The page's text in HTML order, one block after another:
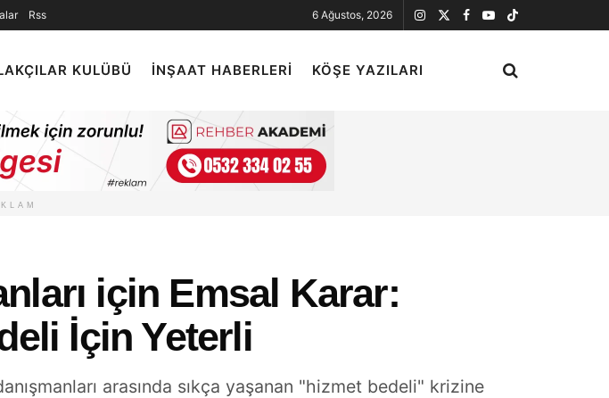
Rss 6 Ağustos, 2026
KULÜBÜ İNŞAAT HABERLERI KÖŞE YAZILARI
için Emsal Karar:
İçin Yeterli
arasında sıkça yaşanan "hizmet bedeli" krizine